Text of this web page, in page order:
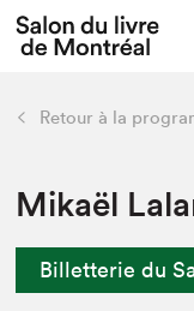
Préparer
Actualités
retour
Préparer sa
Liens pratiques
Retour à la
Mikaël
Billetterie du